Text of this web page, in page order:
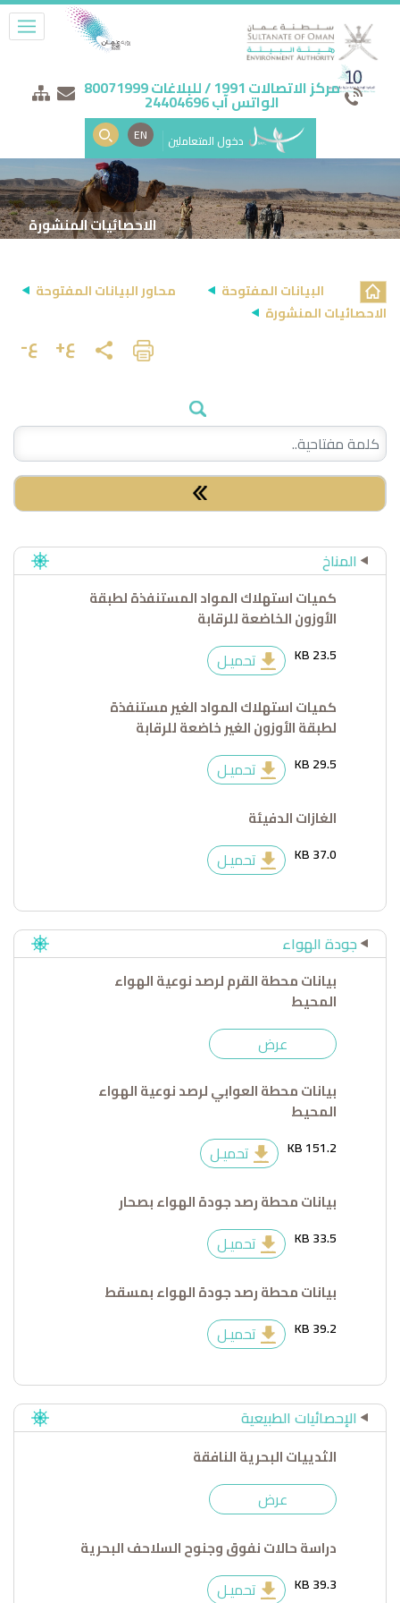
مركز الاتصالات 1991 / للبلاغات 80071999
الواتس آب 24404696
دخول المتعاملين EN
الاحصائيات المنشورة
البيانات المفتوحة
محاور البيانات المفتوحة
الاحصائيات المنشورة
ع+ ع-
المناخ
كميات استهلاك المواد المستنفذة لطبقة
الأوزون الخاضعة للرقابة
23.5 KB تحميـل
كميات استهلاك المواد الغير مستنفذة
لطبقة الأوزون الغير خاضعة للرقابة
29.5 KB تحميـل
الغازات الدفيئة
37.0 KB تحميـل
جودة الهواء
بيانات محطة القرم لرصد نوعية الهواء
المحيط
عرض
بيانات محطة العوابي لرصد نوعية الهواء
المحيط
151.2 KB تحميـل
بيانات محطة رصد جودة الهواء بصحار
33.5 KB تحميـل
بيانات محطة رصد جودة الهواء بمسقط
39.2 KB تحميـل
الإحصائيات الطبيعية
الثدييات البحرية النافقة
عرض
دراسة حالات نفوق وجنوح السلاحف البحرية
39.3 KB تحميـل